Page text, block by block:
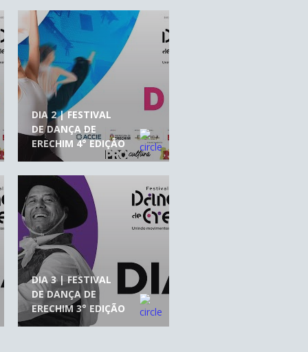
DIA 2 | FESTIVAL
DE DANÇA DE
ERECHIM 4° EDIÇÃO
DIA 3 | FESTIVAL
DE DANÇA DE
ERECHIM 3° EDIÇÃO